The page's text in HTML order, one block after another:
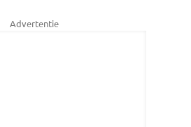
Advertentie